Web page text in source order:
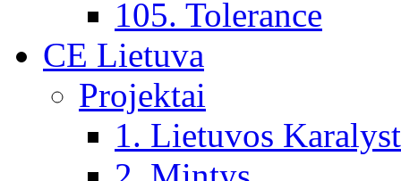
105. Tolerance
CE Lietuva
Projektai
1. Lietuvos